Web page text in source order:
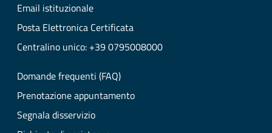
Email istituzionale
Posta Elettronica Certificata
Centralino unico: +39 0795008000
Domande frequenti (FAQ)
Prenotazione appuntamento
Segnala disservizio